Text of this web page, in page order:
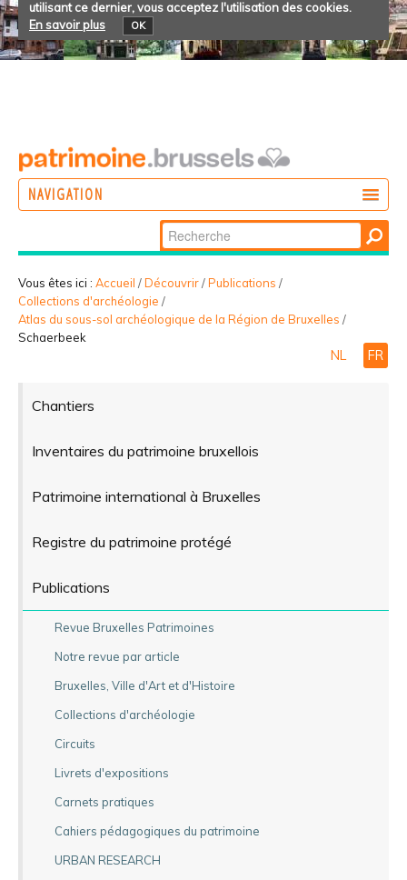
utilisant ce dernier, vous acceptez l'utilisation des cookies.
En savoir plus
OK
NAVIGATION
PARTICIPER
Chercher par
Recherche
avancée…
Vous êtes ici : Accueil /Découvrir/Publications /
Collections d'archéologie /
Atlas du sous-sol archéologique de la Région de Bruxelles /
Schaerbeek
NL FR
Chantiers
Inventaires du patrimoine bruxellois
Patrimoine international à Bruxelles
Registre du patrimoine protégé
Publications
Revue Bruxelles Patrimoines
Notre revue par article
Bruxelles, Ville d'Art et d'Histoire
Collections d'archéologie
Circuits
Livrets d'expositions
Carnets pratiques
Cahiers pédagogiques du patrimoine
URBAN RESEARCH